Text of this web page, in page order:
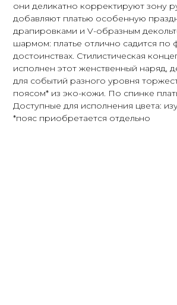
они деликатно корректируют зону
добавляют платью особенную
драпировками и V-образным
шармом: платье отлично садится по
достоинствах. Стилистическая
исполнен этот женственный наряд,
для событий разного уровня
поясом* из эко-кожи. По спинке
Доступные для исполнения цвета:
*пояс приобретается отдельно